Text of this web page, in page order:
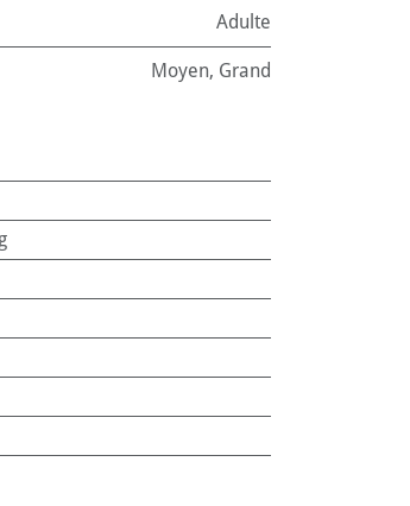
Adulte
Moyen, Grand